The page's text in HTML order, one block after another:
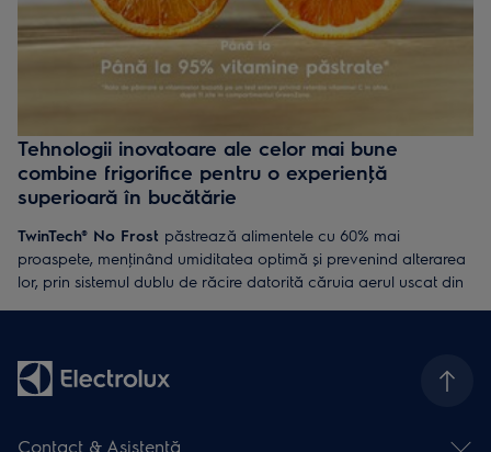
Tehnologii inovatoare ale celor mai bune
combine frigorifice pentru o experienţă
superioară în bucătărie
TwinTech® No Frost păstrează alimentele cu 60% mai
proaspete, menţinând umiditatea optimă și prevenind alterarea
lor, prin sistemul dublu de răcire datorită căruia aerul uscat din
DynamicAir
păstrează temperatura constantă, prevenind
uscarea alimentelor și prelungind prospeţimea acestora.
Contact & Asistenţă